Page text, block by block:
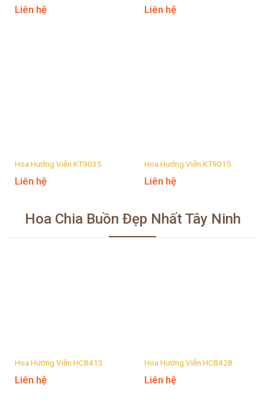
Liên hệ Liên hệ
Hoa Hướng Viễn KT9035
Liên hệ
Hoa Hướng Viễn KT9015
Liên hệ
Hoa Chia Buồn Đẹp Nhất Tây Ninh
Hoa Hướng Viễn HCB413
Liên hệ
Hoa Hướng Viễn HCB428
Liên hệ